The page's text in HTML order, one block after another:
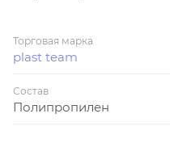
Торговая марка
plast team
Состав
Полипропилен